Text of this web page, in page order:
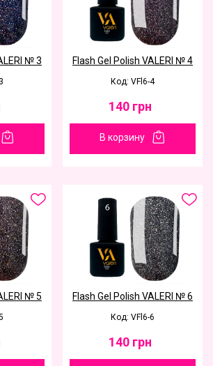
№ 3 Flash Gel Polish VALERI № 4
Код: VFl6-4
140 грн
В корзину
№ 5 Flash Gel Polish VALERI № 6
Код: VFl6-6
140 грн